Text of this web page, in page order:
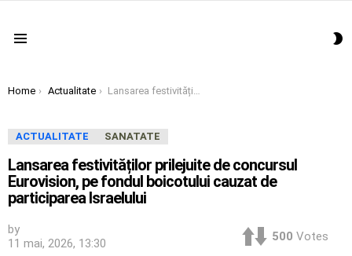
You are here:
Home Actualitate Lansarea festivităților prilejuite de concursul Eurovision, pe fondul boicotului cauzat de participarea Israelului
ACTUALITATE SANATATE
Lansarea festivităților prilejuite de concursul
Eurovision, pe fondul boicotului cauzat de
participarea Israelului
by
11 mai, 2026, 13:30
500 Votes